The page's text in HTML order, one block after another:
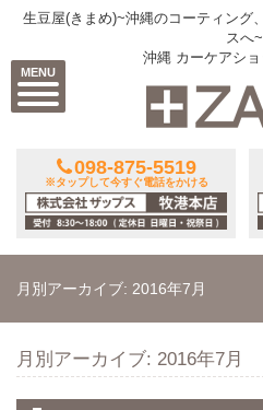
MENU
生豆屋(きまめ)~沖縄のコーティング
スへ~
沖縄 カーケアシ
098-875-5519
※タップして今すぐ電話をかける
月別アーカイブ: 2016年7月
月別アーカイブ: 2016年7月